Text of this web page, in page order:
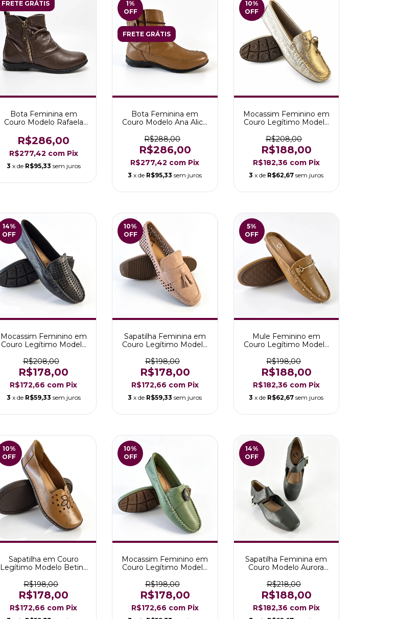
FRETE GRÁTIS
Bota Feminina em
Couro Modelo Rafaela
R$286,00
R$277,42 com Pix
3 x de R$95,33 sem juros
1%
OFF
FRETE GRÁTIS
Bota Feminina em
Couro Modelo Ana Alice
R$288,00
R$286,00
R$277,42 com Pix
3 x de R$95,33 sem juros
10%
OFF
Mocassim Feminino em
Couro Legítimo Modelo
R$208,00
R$188,00
R$182,36 com Pix
3 x de R$62,67 sem juros
14%
OFF
Mocassim Feminino em
Couro Legítimo Modelo
R$208,00
R$178,00
R$172,66 com Pix
3 x de R$59,33 sem juros
10%
OFF
Sapatilha Feminina em
Couro Legítimo Modelo
R$198,00
R$178,00
R$172,66 com Pix
3 x de R$59,33 sem juros
5%
OFF
Mule Feminino em
Couro Legítimo Modelo
R$198,00
R$188,00
R$182,36 com Pix
3 x de R$62,67 sem juros
10%
OFF
Sapatilha em Couro
Legítimo Modelo Betina
R$198,00
R$178,00
R$172,66 com Pix
10%
OFF
Mocassim Feminino em
Couro Legítimo Modelo
R$198,00
R$178,00
R$172,66 com Pix
14%
OFF
Sapatilha Feminina em
Couro Modelo Aurora
R$218,00
R$188,00
R$182,36 com Pix